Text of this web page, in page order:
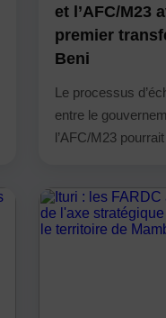
et l’AFC/M23
premier
Beni
Le processus
entre le
l’AFC/M23